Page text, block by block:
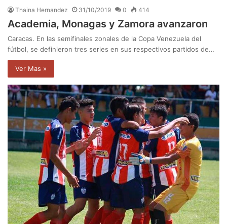
Thaina Hernandez 31/10/2019 0 414
Academia, Monagas y Zamora avanzaron
Caracas. En las semifinales zonales de la Copa Venezuela del
fútbol, se definieron tres series en sus respectivos partidos de…
Ver Mas »